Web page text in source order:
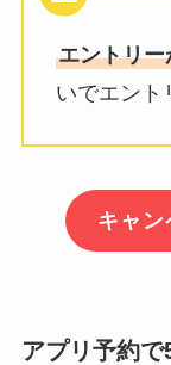
エントリー
いでエント
キャン
アプリ予約で